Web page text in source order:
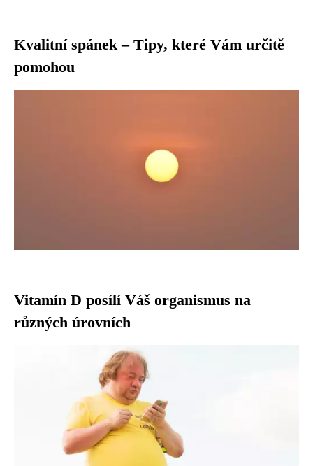
Kvalitní spánek – Tipy, které Vám určitě
pomohou
Vitamín D posílí Váš organismus na
různých úrovních